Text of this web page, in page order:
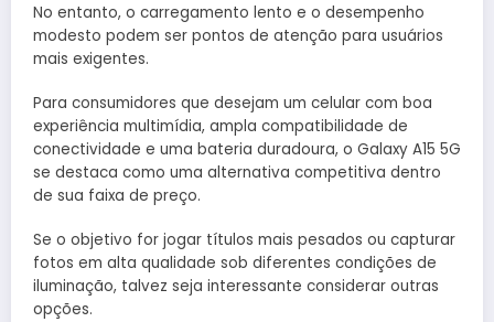
No entanto, o carregamento lento e o desempenho
modesto podem ser pontos de atenção para usuários
mais exigentes.
Para consumidores que desejam um celular com boa
experiência multimídia, ampla compatibilidade de
conectividade e uma bateria duradoura, o Galaxy A15 5G
se destaca como uma alternativa competitiva dentro
de sua faixa de preço.
Se o objetivo for jogar títulos mais pesados ou capturar
fotos em alta qualidade sob diferentes condições de
iluminação, talvez seja interessante considerar outras
opções.